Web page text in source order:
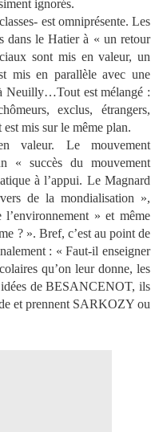
ignorés.
est omniprésente. Les
dans le Hatier à « un retour
sont mis en valeur, un
mis en parallèle avec une
Neuilly…Tout est mélangé :
exclus, étrangers,
mis sur le même plan.
valeur. Le mouvement
« succès du mouvement
à l’appui. Le Magnard
de la mondialisation »,
» et même
? ». Bref, c’est au point de
: « Faut-il enseigner
qu’on leur donne, les
idées de BESANCENOT, ils
et prennent SARKOZY ou